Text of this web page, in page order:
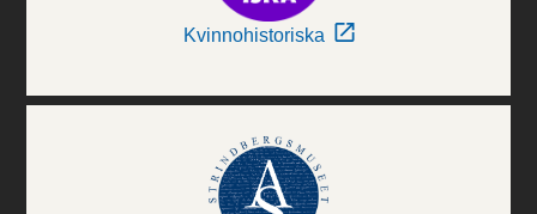
Kvinnohistoriska